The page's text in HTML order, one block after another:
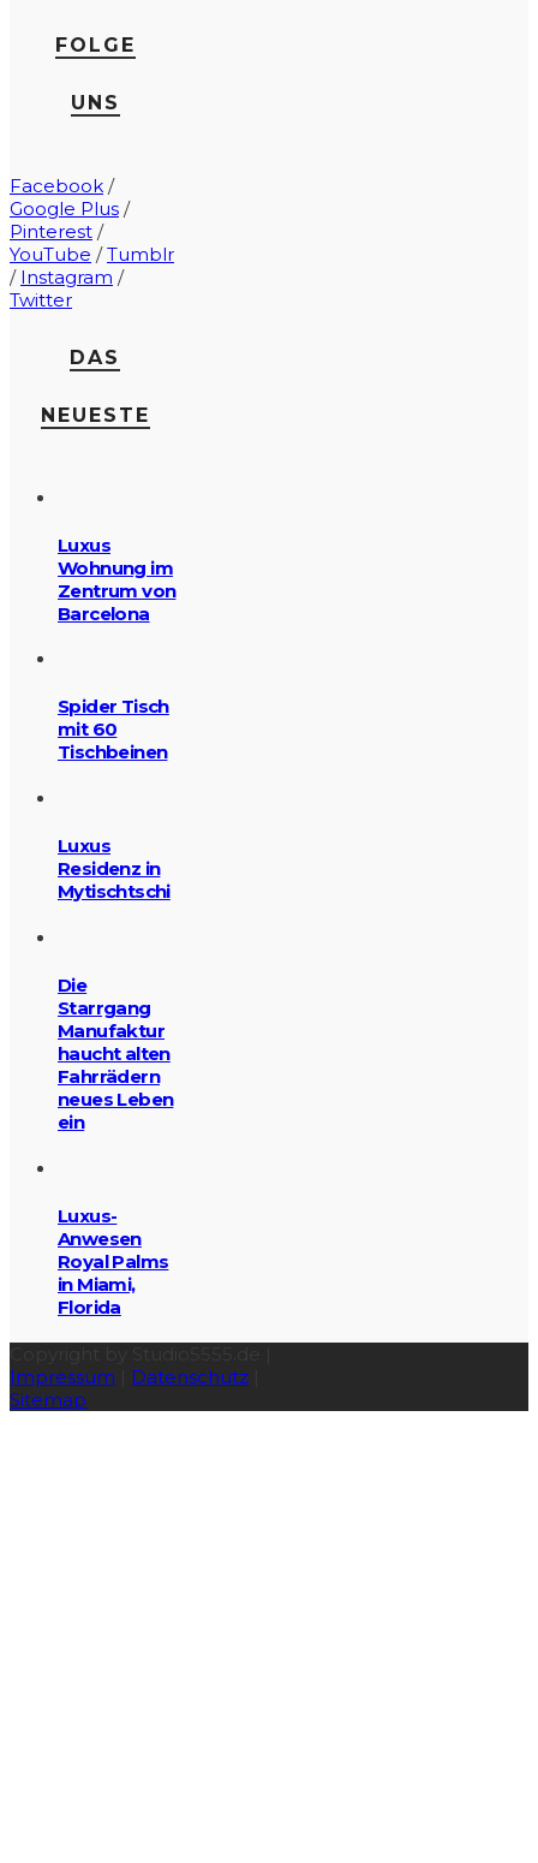
FOLGE
UNS
Facebook /
Google Plus /
Pinterest /
YouTube /Tumblr
/ Instagram /
Twitter
DAS
NEUESTE
Luxus
Wohnung im
Zentrum von
Barcelona
Spider Tisch
mit 60
Tischbeinen
Luxus
Residenz in
Mytischtschi
Die
Starrgang
Manufaktur
haucht alten
Fahrrädern
neues Leben
ein
Luxus-
Anwesen
Royal Palms
in Miami,
Florida
Impressum
Datenschutz
Sitemap